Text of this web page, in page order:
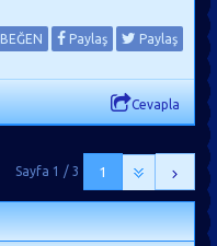
BEĞEN Paylaş Paylaş
Cevapla
1
Sayfa 1 / 3